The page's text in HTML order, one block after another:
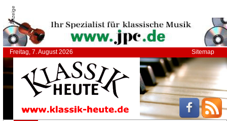
Anzeige
Freitag, 7. August 2026 Sitemap